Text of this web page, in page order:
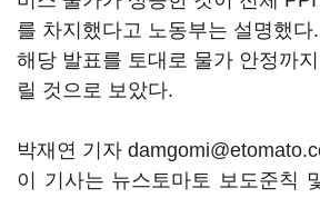
를 차지했다고 노동부는 설명했
해당 발표를 토대로 물가 안정까
릴 것으로 보았다.
박재연 기자
이 기사는 뉴스토마토 보도준칙